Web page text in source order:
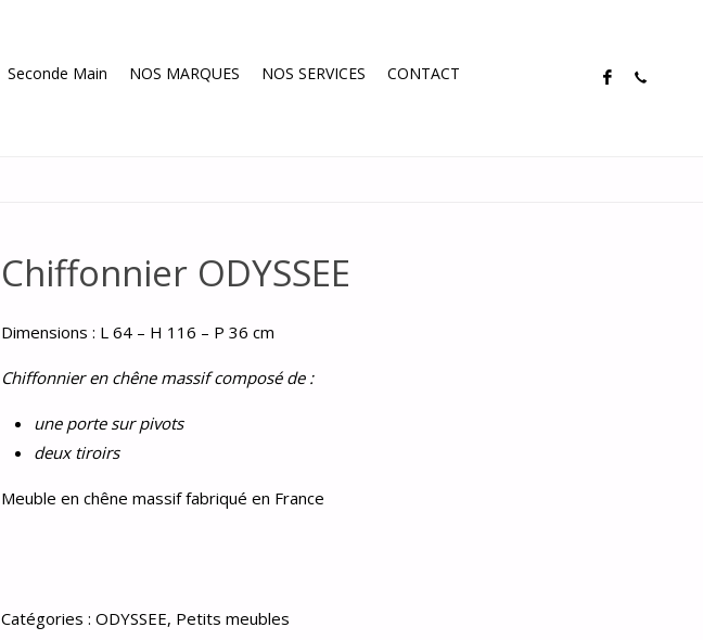
Seconde Main NOS MARQUES NOS SERVICES CONTACT
Chiffonnier ODYSSEE
Dimensions : L 64 – H 116 – P 36 cm
Chiffonnier en chêne massif composé de :
une porte sur pivots
deux tiroirs
Meuble en chêne massif fabriqué en France
Catégories :ODYSSEE, Petits meubles